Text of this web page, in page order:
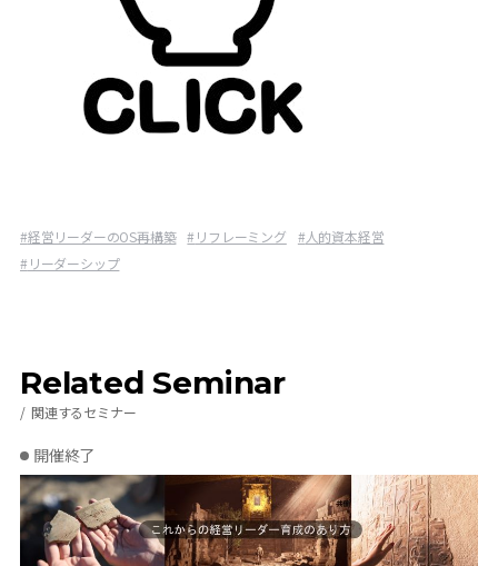
#経営リーダーのOS再構築 # リフレーミング #人的資本経営
# リーダーシップ
Related Seminar
関連するセミナー
開催終了